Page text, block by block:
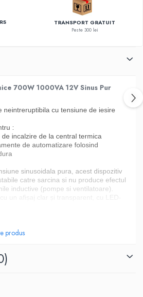
TRANSPORT GRATUIT
Peste 300 lei
700W 1000VA 12V Sinus Pur
neintreruptibila cu tensiune de iesire
:
incalzire de la central termica
de automatizare folosind
sinusoidala pura, acest dispozitiv
catre sarcina si nu produce efectul
inductive (pompe si ventilatoare).
un afișaj clar și transparent, cu LED-
frecvența
produs